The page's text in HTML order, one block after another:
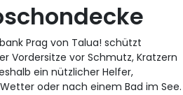
Prag von Talua! schützt
Vordersitze vor Schmutz, Kratzern
ein nützlicher Helfer,
oder nach einem Bad im See.